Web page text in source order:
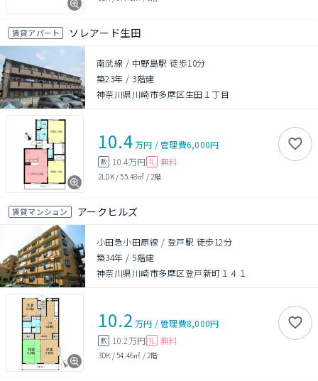
賃貸アパート ソレアード生田
南武線 / 中野島駅 徒歩10分
築23年 / 3階建
神奈川県川崎市多摩区生田１丁目
10.4万円 /管理費6,000円
敷 10.4万円 礼 無料
2LDK/55.48㎡ / 2階
賃貸マンション アークヒルズ
小田急小田原線 / 登戸駅 徒歩12分
築34年 /5階建
神奈川県川崎市多摩区登戸新町１４１
10.2 万円 /管理費8,000円
敷 10.2万円 礼 無料
3DK /54.46㎡ / 2階